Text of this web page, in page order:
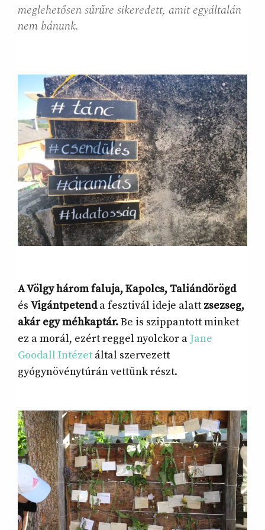
meglehetősen sűrűre sikeredett, amit egyáltalán
nem bánunk.
A Völgy három faluja, Kapolcs, Taliándörögd
és Vigántpetenda fesztivál ideje alatt zsezseg,
akár egy méhkaptár.Be is szippantott minket
ez a morál, ezért reggel nyolckor a Jane
Goodall Intézet által szervezett
gyógynövénytúrán vettünk részt.